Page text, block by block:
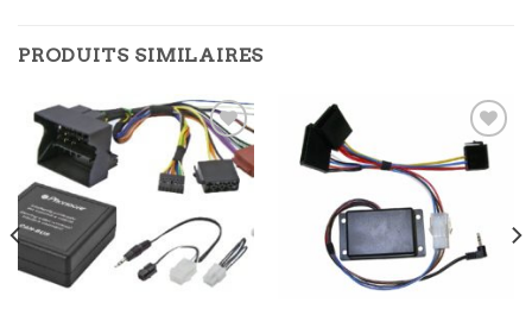
PRODUITS SIMILAIRES
Ajouter
wishlist